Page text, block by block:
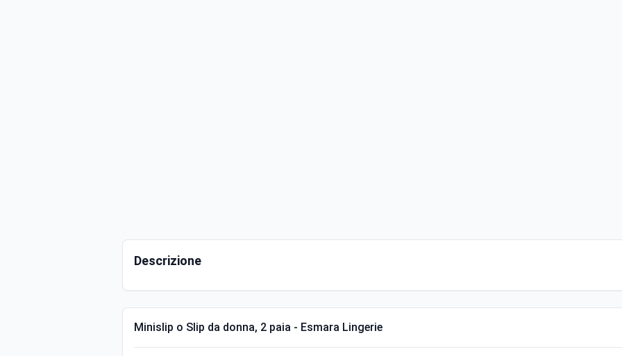
Descrizione
Minislip o Slip da donna, 2 paia - Esmara Lingerie